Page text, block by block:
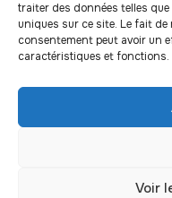
traiter des données telles
uniques sur ce site. Le fait
consentement peut avoir un
caractéristiques et fonctions.
Voir